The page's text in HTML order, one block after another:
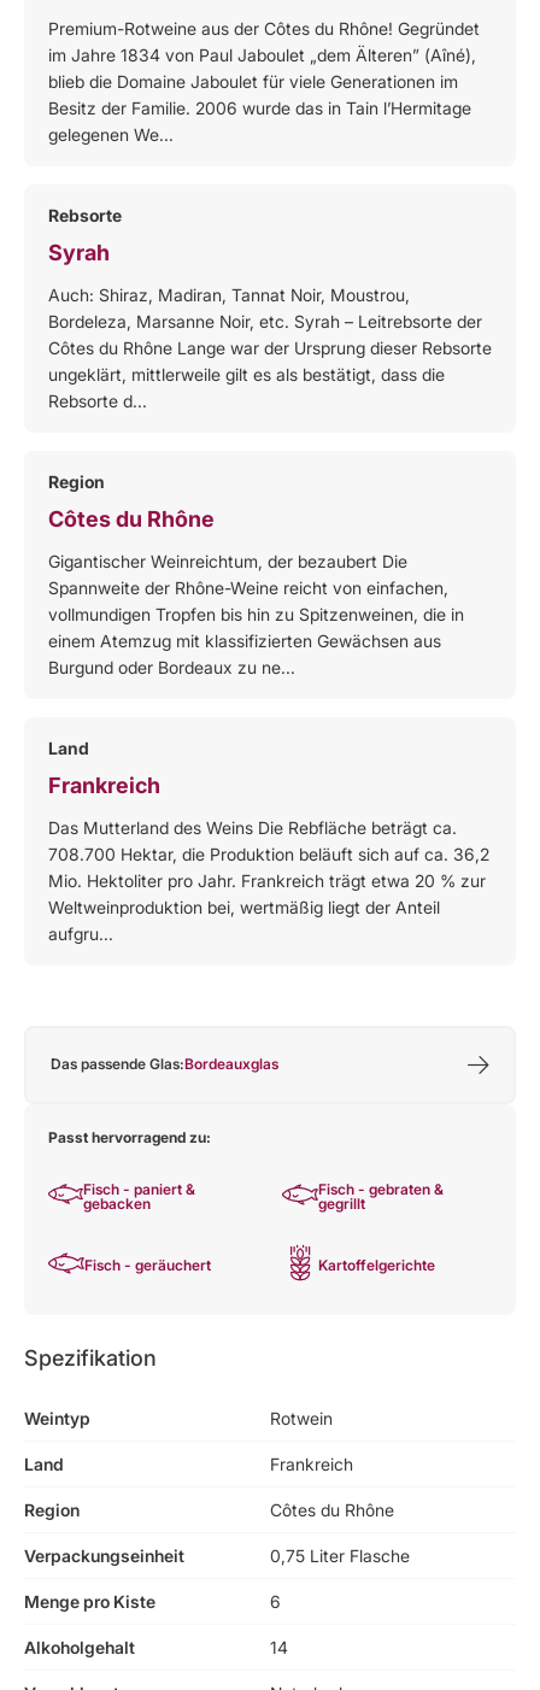
Premium-Rotweine aus der Côtes du Rhône! Gegründet
im Jahre 1834 von Paul Jaboulet „dem Älteren” (Aîné),
blieb die Domaine Jaboulet für viele Generationen im
Besitz der Familie. 2006 wurde das in Tain l’Hermitage
gelegenen We...
Rebsorte
Syrah
Auch: Shiraz, Madiran, Tannat Noir, Moustrou,
Bordeleza, Marsanne Noir, etc. Syrah – Leitrebsorte der
Côtes du Rhône Lange war der Ursprung dieser Rebsorte
ungeklärt, mittlerweile gilt es als bestätigt, dass die
Rebsorte d...
Region
Côtes du Rhône
Gigantischer Weinreichtum, der bezaubert Die
Spannweite der Rhône-Weine reicht von einfachen,
vollmundigen Tropfen bis hin zu Spitzenweinen, die in
einem Atemzug mit klassifizierten Gewächsen aus
Burgund oder Bordeaux zu ne...
Land
Frankreich
Das Mutterland des Weins Die Rebfläche beträgt ca.
708.700 Hektar, die Produktion beläuft sich auf ca. 36,2
Mio. Hektoliter pro Jahr. Frankreich trägt etwa 20 % zur
Weltweinproduktion bei, wertmäßig liegt der Anteil
aufgru...
Das passende Glas:Bordeauxglas
Passt hervorragend zu:
Fisch - paniert &
gebacken
Fisch - gebraten &
gegrillt
Fisch - geräuchert Kartoffelgerichte
Spezifikation
Weintyp Rotwein
Land Frankreich
Region Côtes du Rhône
Verpackungseinheit 0,75 Liter Flasche
Menge pro Kiste 6
Alkoholgehalt 14